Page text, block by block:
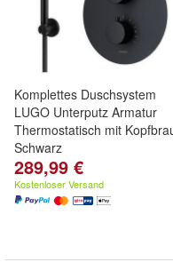
Komplettes Duschsystem
LUGO Unterputz Armatur
Thermostatisch mit
Schwarz
289,99 €
Kostenloser Versand